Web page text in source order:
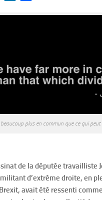
plus en commun que ce qui peut
de la députée travailliste
d’extrême droite, en
avait été ressenti